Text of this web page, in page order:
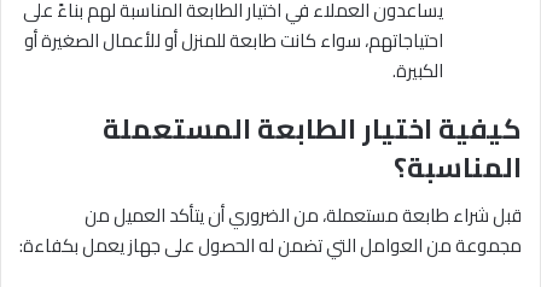
يساعدون العملاء في اختيار الطابعة المناسبة لهم بناءً على
احتياجاتهم، سواء كانت طابعة للمنزل أو للأعمال الصغيرة أو
الكبيرة.
كيفية اختيار الطابعة المستعملة
المناسبة؟
قبل شراء طابعة مستعملة، من الضروري أن يتأكد العميل من
مجموعة من العوامل التي تضمن له الحصول على جهاز يعمل بكفاءة: